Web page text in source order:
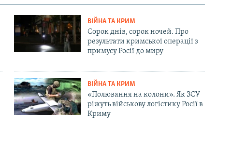
ВІЙНА ТА КРИМ
Сорок днів, сорок ночей. Про
результати кримської операції з
примусу Росії до миру
ВІЙНА ТА КРИМ
«Полювання на колони». Як ЗСУ
ріжуть військову логістику Росії в
Криму